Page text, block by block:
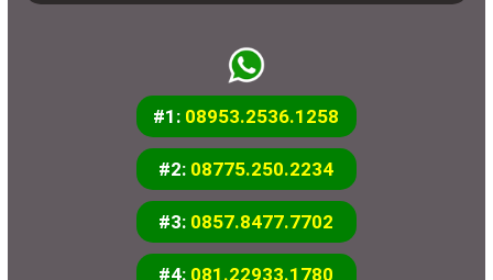
#1: 08953.2536.1258
#2: 08775.250.2234
#3: 0857.8477.7702
#4: 081.22933.1780